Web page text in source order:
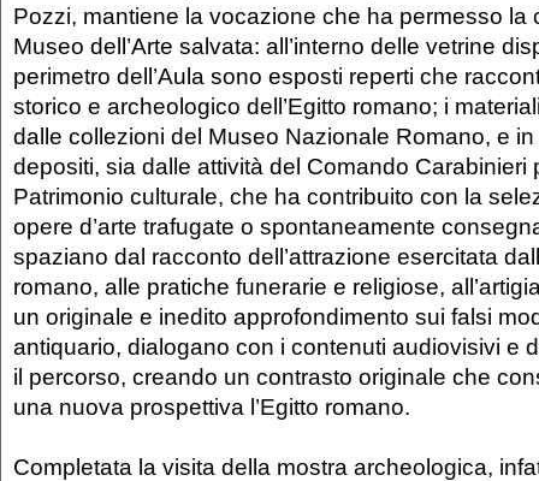
Pozzi, mantiene la vocazione che ha permesso la
Museo dell’Arte salvata: all’interno delle vetrine
perimetro dell’Aula sono esposti reperti che
storico e archeologico dell’Egitto romano; i
dalle collezioni del Museo Nazionale Romano, e
depositi, sia dalle attività del Comando Carabinieri
Patrimonio culturale, che ha contribuito con la
opere d’arte trafugate o spontaneamente
spaziano dal racconto dell’attrazione esercitata
romano, alle pratiche funerarie e religiose,
un originale e inedito approfondimento sui falsi
antiquario, dialogano con i contenuti audiovisivi e
il percorso, creando un contrasto originale che
una nuova prospettiva l’Egitto romano.
Completata la visita della mostra archeologica,